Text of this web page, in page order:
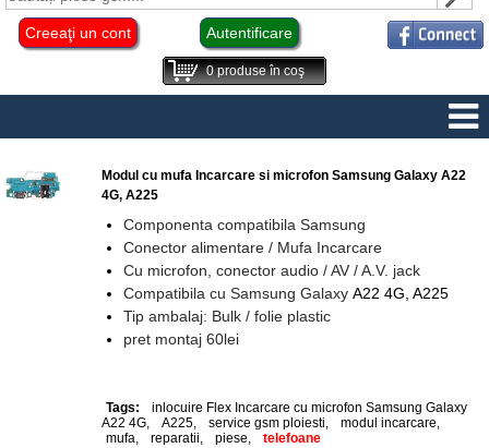
Creeaţi un cont Autentificare
0produse în coş
Modul cu mufa Incarcare si microfon Samsung Galaxy A22
4G, A225
Componenta compatibila Samsung
Conector alimentare / Mufa Incarcare
Cu microfon, conector audio / AV / A.V. jack
Compatibila cu Samsung Galaxy A22 4G, A225
Tip ambalaj: Bulk / folie plastic
pret montaj 60lei
Tags:
inlocuire Flex Incarcare cu microfon Samsung Galaxy
A22 4G, A225, service gsm ploiesti, modul incarcare,
mufa, reparatii, piese, telefoane